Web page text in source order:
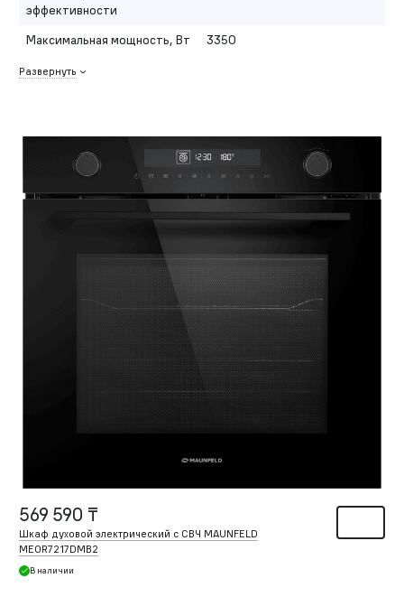
эффективности
Максимальная мощность, Вт 3350
Развернуть
569 590 ₸
Шкаф духовой электрический с СВЧ MAUNFELD
MEOR7217DMB2
В наличии